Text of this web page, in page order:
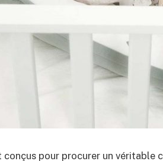
pour procurer un véritable